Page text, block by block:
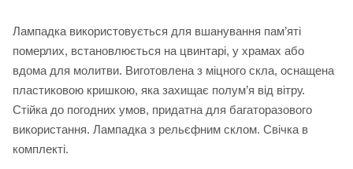
Лампадка використовується для вшанування пам’яті
померлих, встановлюється на цвинтарі, у храмах або
вдома для молитви. Виготовлена з міцного скла, оснащена
пластиковою кришкою, яка захищає полум’я від вітру.
Стійка до погодних умов, придатна для багаторазового
використання. Лампадка з рельєфним склом. Свічка в
комплекті.